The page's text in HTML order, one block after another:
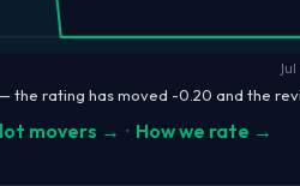
the rating has moved -0.20 and the
movers → · How we rate →